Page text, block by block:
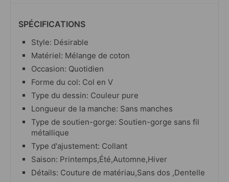
SPÉCIFICATIONS
Style: Désirable
Matériel: Mélange de coton
Occasion: Quotidien
Forme du col: Col en V
Type du dessin: Couleur pure
Longueur de la manche: Sans manches
Type de soutien-gorge: Soutien-gorge sans fil
métallique
Type d'ajustement: Collant
Saison: Printemps,Été,Automne,Hiver
Détails: Couture de matériau,Sans dos ,Dentelle